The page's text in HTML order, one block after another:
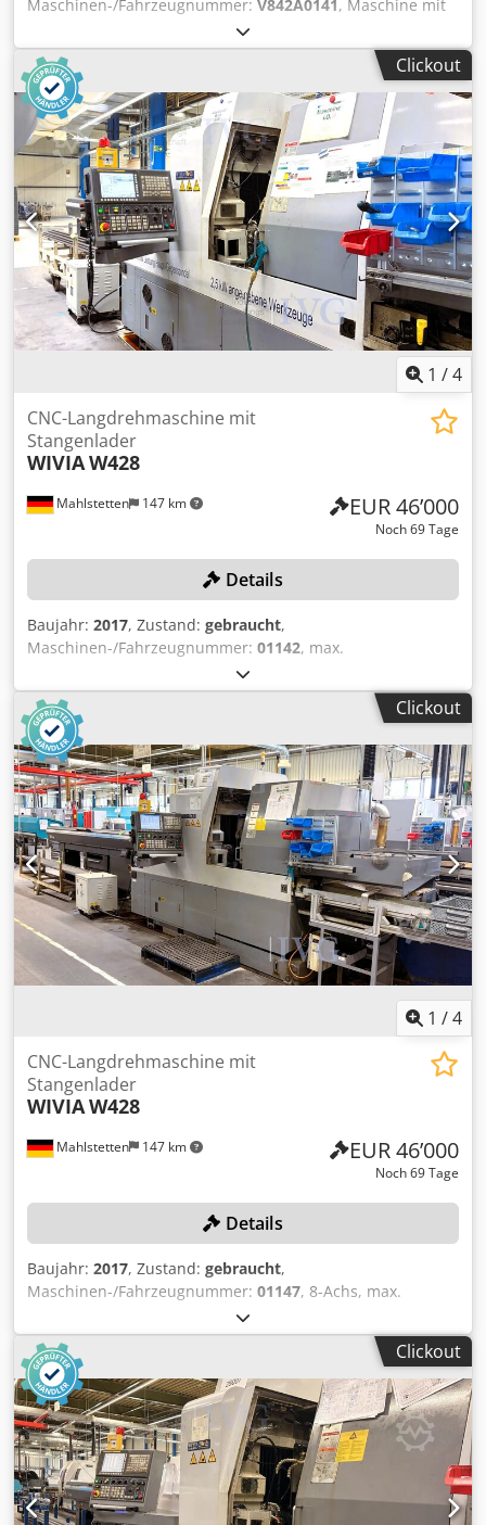
Maschinen-/Fahrzeugnummer: V842A0141 , Maschine mit
SIEMENS Sinumerik 840 D Steuerung, Seriennummer
V842A0141, Baujahr 2018. Max. Stangendurchmesser 42
mm, max. Vorschublänge 180 mm. 8 unabhängig
angetriebene Spindeln, max. Spindeldrehzahl 4.500 U/min,
Leistung je Spindelmotor 11 kW (88 kW Gesamtleistung),
max. Spindeldrehmoment 66 Nm, Trommelschaltzeit je
Spindellage 1 s. Max. 8 Längsschlitten, max. 7
Kreuzschlitten, 1 Abstechschlitten.
Maschinenabmessungen ohne Peripherie ca. 7.100 x 2.400
x 3.300 mm, Schaltschrankabmessungen ca. 5.000 x 600 x
2.300 mm. Maschinengewicht ca. 18.000 kg,
Schaltschrankgewicht ca. 2.500 kg. Stangenlader IEMCA
PRA 52/P/33, Baujahr 2018, Seriennummer 021809EA02.
Mit Späneförderband, Filteranlage ZPS 925A1851C1,
Baujahr 2018, Seriennummer 0037, sowie Kühleinheit.
Clickout
1 /4
Mahlstetten 147 km
CNC-Langdrehmaschine mit
Stangenlader
WIVIAW428
EUR 46’000
Noch 69 Tage
Details
Baujahr: 2017, Zustand: gebraucht,
Maschinen-/Fahrzeugnummer: 01142, max.
Bearbeitungsdurchmesser: 42 mm, max. Drehlänge: 300
mm, Steuerung FANUC Series 32I-Model B, Filtereinheit, 1
linksseitiger Stangenlader BARLOAD Vito, Baujahr: 2017,
Serien-Nr.: 22171258, Gewicht: 980 kg, rechtsseitiges
Förderband, Späneförderer, ohne Werkzeuge Chedpfx
Ajzqy Sxjlyea
Clickout
1 /4
Mahlstetten 147 km
CNC-Langdrehmaschine mit
Stangenlader
WIVIAW428
EUR 46’000
Noch 69 Tage
Details
Baujahr: 2017, Zustand: gebraucht,
Maschinen-/Fahrzeugnummer: 01147, 8-Achs, max.
Bearbeitungsdurchmesser: 42 mm, max. Drehlänge: 300
mm, mit Steuerung FANUC Series 32i-Model B,
Förderband, Späneförderer, Filter- und Kühleinheit,
linksseitiger Stangenlader BARLOAD Vito, Baujahr: 2017,
Serien-Nr.: 22171425, Ölkühler HABOR, ohne Werkzeuge
Cjdpfx Aljzqy Tpoyoha
Clickout